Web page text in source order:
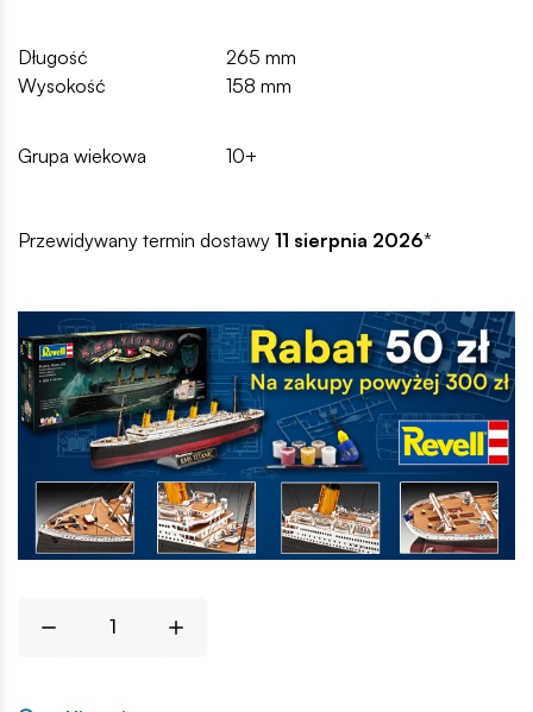
Długość
265 mm
Wysokość
158 mm
Grupa wiekowa 10+
Przewidywany termin dostawy 11 sierpnia 2026*